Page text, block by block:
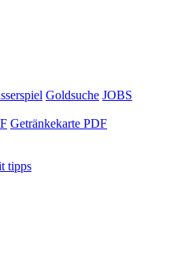
Goldsuche JOBS
Getränkekarte PDF
tipps